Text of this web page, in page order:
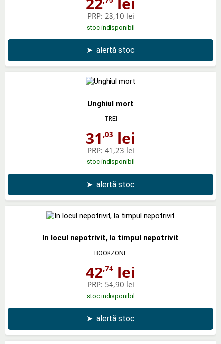
PRP: 28,10 lei
stoc indisponibil
➤ alertă stoc
Unghiul mort
TREI
31 ,03 lei
PRP: 41,23 lei
stoc indisponibil
➤ alertă stoc
In locul nepotrivit, la timpul nepotrivit
BOOKZONE
42,74 lei
PRP: 54,90 lei
stoc indisponibil
➤ alertă stoc